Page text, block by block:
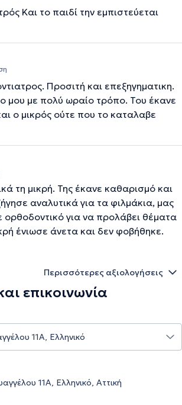
Και το παιδί την εμπιστεύεται
Προσιτή και επεξηγηματικη.
μου με πολύ ωραίο τρόπο. Του έκανε
ο μικρός ούτε που το καταλαβε
τη μικρή. Της έκανε καθαρισμό και
αναλυτικά για τα φιλμάκια, μας
ορθοδοντικό για να προλάβει θέματα
ένιωσε άνετα και δεν φοβήθηκε.
Περισσότερες αξιολογήσεις
επικοινωνία
11Α, Ελληνικό, Αττική